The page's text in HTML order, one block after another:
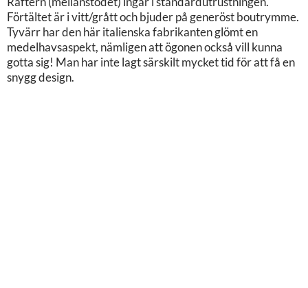
Förtältet är i vitt/grått och bjuder på generöst boutrymme.
Tyvärr har den här italienska fabrikanten glömt en
medelhavsaspekt, nämligen att ögonen också vill kunna
gotta sig! Man har inte lagt särskilt mycket tid för att få en
snygg design.